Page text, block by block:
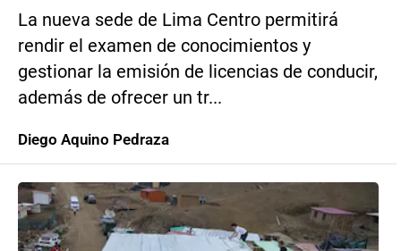
La nueva sede de Lima Centro permitirá
rendir el examen de conocimientos y
gestionar la emisión de licencias de conducir,
además de ofrecer un tr...
Diego Aquino Pedraza